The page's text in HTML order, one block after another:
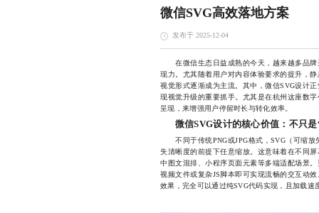
微信SVG高效落地方案
发布于 2025-12-04
在微信生态日益成熟的今天，越来越多品牌
现力。尤其随着用户对内容体验要求的提升，
视觉形式逐渐成为主流。其中，微信SVG设计
现视觉升级的重要抓手。尤其是在杭州这座数
呈现，来增强用户停留时长与转化效率。
微信SVG设计的核心价值：不只
不同于传统PNG或JPG格式，SVG（可缩放
失清晰度的前提下任意缩放。这意味着在不同
中图文混排、小程序页面元素等多端适配场景
视频文件或复杂JS脚本即可实现流畅的交互动
效果，完全可以通过纯SVG代码实现，且加载速